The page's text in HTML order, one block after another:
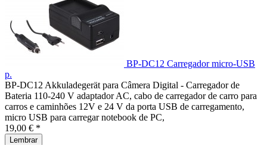
BP-DC12 Carregador micro-USB
p.
BP-DC12 Akkuladegerät para Câmera Digital - Carregador de
Bateria 110-240 V adaptador AC, cabo de carregador de carro para
carros e caminhões 12V e 24 V da porta USB de carregamento,
micro USB para carregar notebook de PC,
19,00 € *
Lembrar